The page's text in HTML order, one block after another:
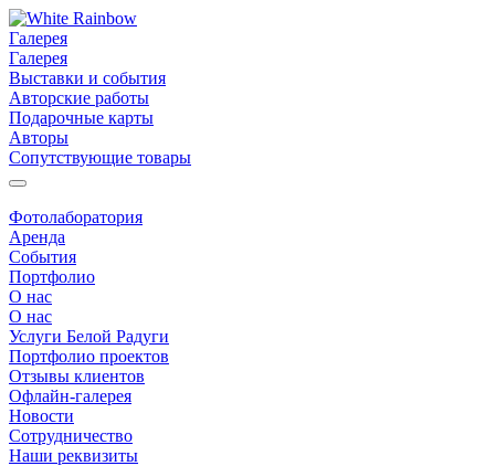
Галерея
Галерея
Выставки и события
Авторские работы
Подарочные карты
Авторы
Сопутствующие товары
Фотолаборатория
Аренда
События
Портфолио
О нас
О нас
Услуги Белой Радуги
Портфолио проектов
Отзывы клиентов
Офлайн-галерея
Новости
Сотрудничество
Наши реквизиты